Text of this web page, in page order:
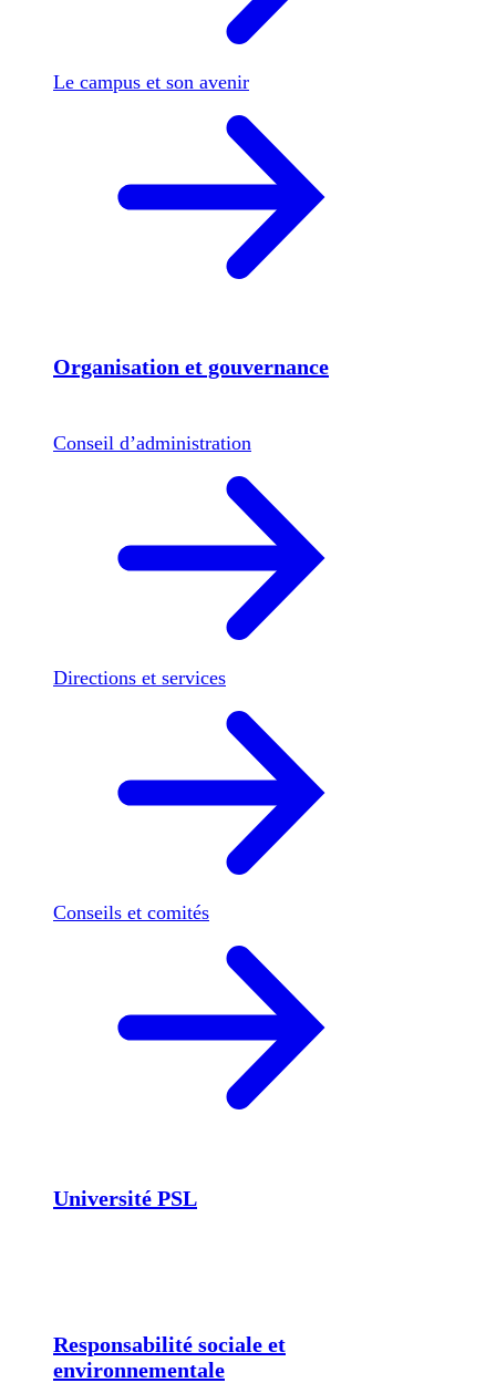
Le campus et son avenir
Organisation et gouvernance
Conseil d’administration
Directions et services
Conseils et comités
Université PSL
Responsabilité sociale et
environnementale